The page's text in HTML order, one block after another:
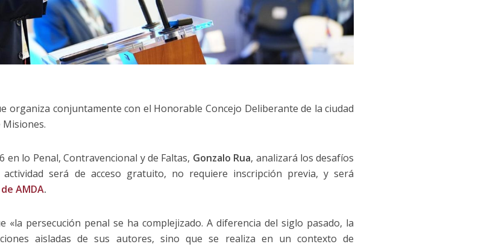
organiza conjuntamente con el Honorable Concejo Deliberante de la ciudad
Misiones.
en lo Penal, Contravencional y de Faltas, Gonzalo Rua, analizará los desafíos
será de acceso gratuito, no requiere inscripción previa, y será
AMDA.
«la persecución penal se ha complejizado. A diferencia del siglo pasado, la
aisladas de sus autores, sino que se realiza en un contexto de